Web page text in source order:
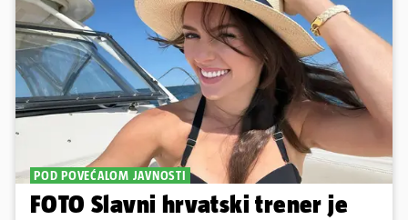
POD POVEĆALOM JAVNOSTI
FOTO Slavni hrvatski trener je